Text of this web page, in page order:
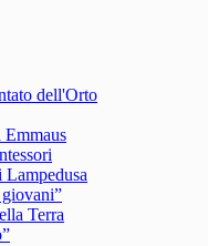
dell'Orto
Terra